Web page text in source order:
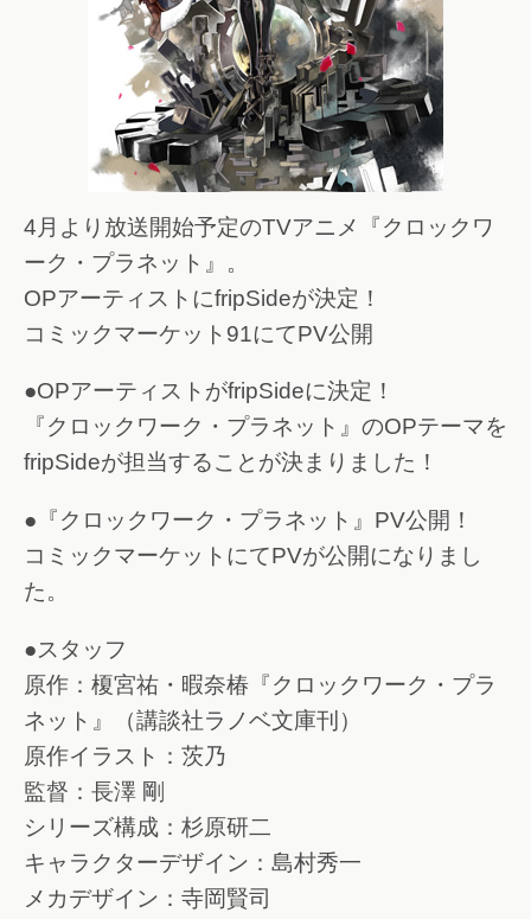
4月より放送開始予定のTVアニメ『クロックワ
ーク・プラネット』。
OPアーティストにfripSideが決定！
コミックマーケット91にてPV公開
●OPアーティストがfripSideに決定！
『クロックワーク・プラネット』のOPテーマを
fripSideが担当することが決まりました！
●『クロックワーク・プラネット』PV公開！
コミックマーケットにてPVが公開になりまし
た。
●スタッフ
原作：榎宮祐・暇奈椿『クロックワーク・プラ
ネット』（講談社ラノベ文庫刊）
原作イラスト：茨乃
監督：長澤 剛
シリーズ構成：杉原研二
キャラクターデザイン：島村秀一
メカデザイン：寺岡賢司